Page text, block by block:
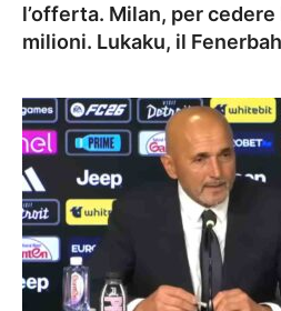
l’offerta. Milan, per
milioni. Lukaku, il